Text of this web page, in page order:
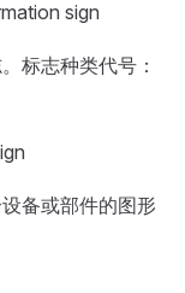
sign
标志种类代号：
备或部件的图形